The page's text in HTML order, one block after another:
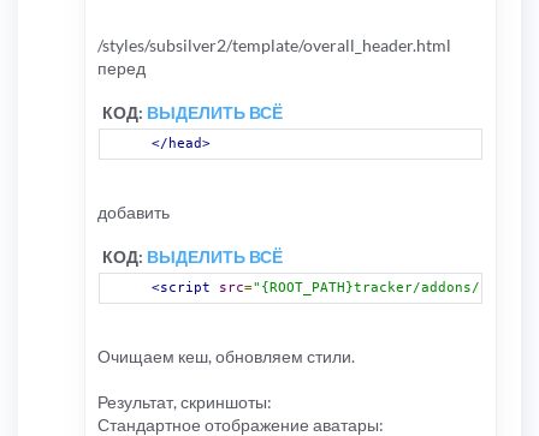
/styles/subsilver2/template/overall_header.html
перед
КОД: ВЫДЕЛИТЬ ВСЁ
</head>
добавить
КОД: ВЫДЕЛИТЬ ВСЁ
<script src="{ROOT_PATH}tracker/addons/js/
Очищаем кеш, обновляем стили.
Результат, скриншоты:
Стандартное отображение аватары: